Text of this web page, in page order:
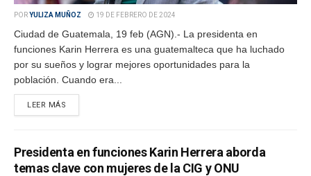
PORYULIZA MUÑOZ 19 DE FEBRERO DE 2024
Ciudad de Guatemala, 19 feb (AGN).- La presidenta en
funciones Karin Herrera es una guatemalteca que ha luchado
por su sueños y lograr mejores oportunidades para la
población. Cuando era...
LEER MÁS
Presidenta en funciones Karin Herrera aborda
temas clave con mujeres de la CIG y ONU